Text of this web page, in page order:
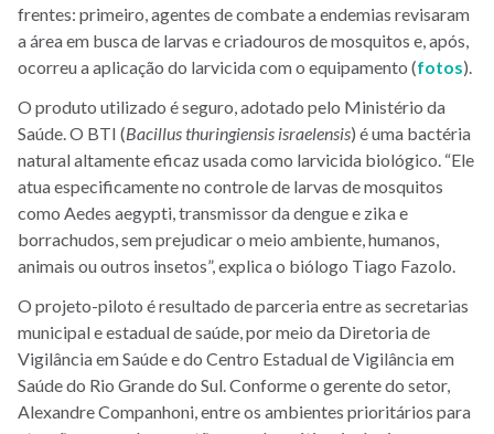
frentes: primeiro, agentes de combate a endemias revisaram
a área em busca de larvas e criadouros de mosquitos e, após,
ocorreu a aplicação do larvicida com o equipamento (fotos).
O produto utilizado é seguro, adotado pelo Ministério da
Saúde. O BTI (Bacillus thuringiensis israelensis) é uma bactéria
natural altamente eficaz usada como larvicida biológico. “Ele
atua especificamente no controle de larvas de mosquitos
como Aedes aegypti, transmissor da dengue e zika e
borrachudos, sem prejudicar o meio ambiente, humanos,
animais ou outros insetos”, explica o biólogo Tiago Fazolo.
O projeto-piloto é resultado de parceria entre as secretarias
municipal e estadual de saúde, por meio da Diretoria de
Vigilância em Saúde e do Centro Estadual de Vigilância em
Saúde do Rio Grande do Sul. Conforme o gerente do setor,
Alexandre Companhoni, entre os ambientes prioritários para